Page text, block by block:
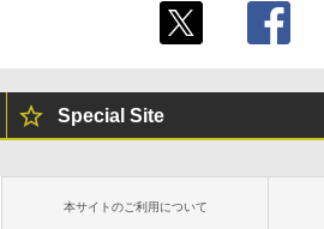
Special Site
本サイトのご利用について